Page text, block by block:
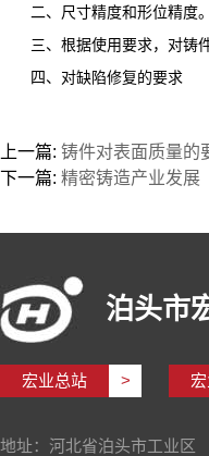
二、尺寸精度和形位精度
三、根据使用要求，对铸
四、对缺陷修复的要求
上一篇: 铸件对表面质量的
下一篇: 精密铸造产业发展
泊头市
宏业总站 >
地址：河北省泊头市工业区